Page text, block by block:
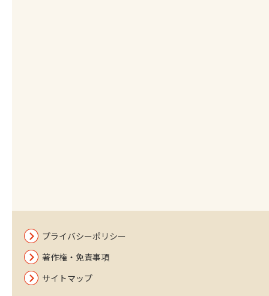
プライバシーポリシー
著作権・免責事項
サイトマップ